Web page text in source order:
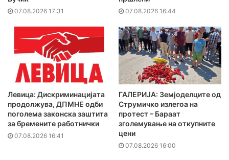
07.08.2026 17:31 07.08.2026 16:44
Левица: Дискриминацијата
продолжува, ДПМНЕ одби
поголема законска заштита
за бремените работнички
07.08.2026 16:41
ГАЛЕРИЈА: Земјоделците од
Струмичко излегоа на
протест – Бараат
зголемување на откупните
цени
07.08.2026 16:00